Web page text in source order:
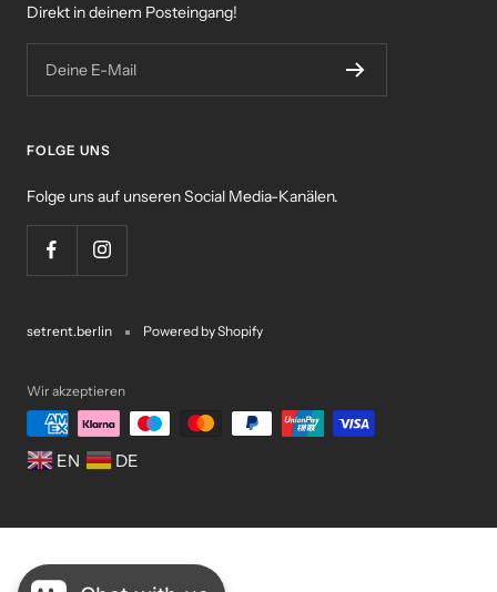
Direkt in deinem Posteingang!
Deine E-Mail
FOLGE UNS
Folge uns auf unseren Social Media-Kanälen.
setrent.berlin Powered by Shopify
Wir akzeptieren
EN DE